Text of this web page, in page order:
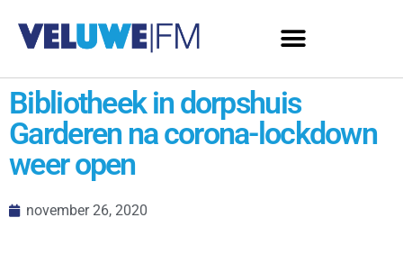
Bibliotheek in dorpshuis
Garderen na corona-lockdown
weer open
november 26, 2020